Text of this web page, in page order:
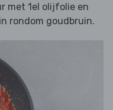
met 1el olijfolie en
rondom goudbruin.